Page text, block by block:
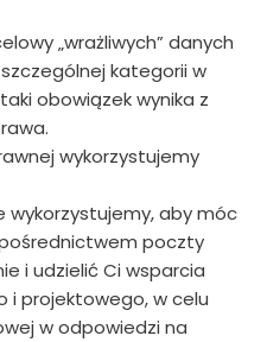
„wrażliwych” danych
kategorii w
obowiązek wynika z
wykorzystujemy
wykorzystujemy, aby móc
poczty
i udzielić Ci wsparcia
i projektowego, w celu
w odpowiedzi na